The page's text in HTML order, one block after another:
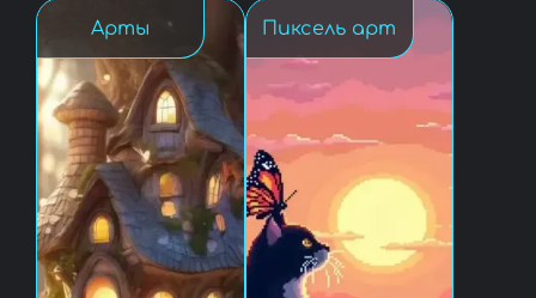
Арты Пиксель арт